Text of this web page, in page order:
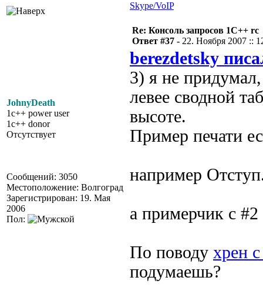
Skype/VoIP
JohnyDeath
1c++ power user
1c++ donor
Отсутствует
Сообщений: 3050
Местоположение: Волгоград
Зарегистрирован: 19. Мая
2006
Пол:
Re: Консоль запросов 1С++ rc
Ответ #37 - 22. Ноября 2007 ::
berezdetsky
3) я не
левее сводной
высоте.
Пример печати
например
а примерчик с
По поводу хрен
подумаешь?